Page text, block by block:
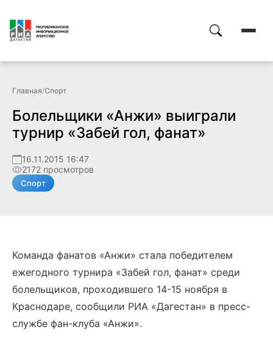
Главная/Спорт
Болельщики «Анжи» выиграли
турнир «Забей гол, фанат»
16.11.2015 16:47
2172 просмотров
Спорт
Команда фанатов «Анжи» стала победителем
ежегодного турнира «Забей гол, фанат» среди
болельщиков, проходившего 14-15 ноября в
Краснодаре, сообщили РИА «Дагестан» в пресс-
службе фан-клуба «Анжи».